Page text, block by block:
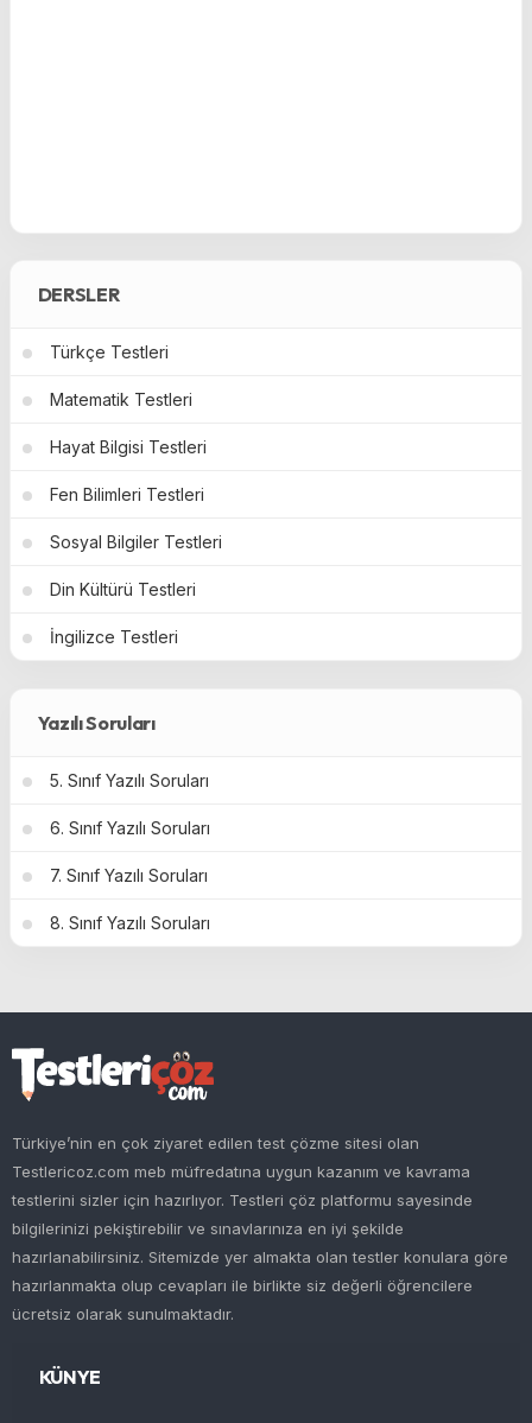
DERSLER
Türkçe Testleri
Matematik Testleri
Hayat Bilgisi Testleri
Fen Bilimleri Testleri
Sosyal Bilgiler Testleri
Din Kültürü Testleri
İngilizce Testleri
Yazılı Soruları
5. Sınıf Yazılı Soruları
6. Sınıf Yazılı Soruları
7. Sınıf Yazılı Soruları
8. Sınıf Yazılı Soruları
Türkiye’nin en çok ziyaret edilen test çözme sitesi olan
Testlericoz.com meb müfredatına uygun kazanım ve kavrama
testlerini sizler için hazırlıyor. Testleri çöz platformu sayesinde
bilgilerinizi pekiştirebilir ve sınavlarınıza en iyi şekilde
hazırlanabilirsiniz. Sitemizde yer almakta olan testler konulara göre
hazırlanmakta olup cevapları ile birlikte siz değerli öğrencilere
ücretsiz olarak sunulmaktadır.
KÜNYE